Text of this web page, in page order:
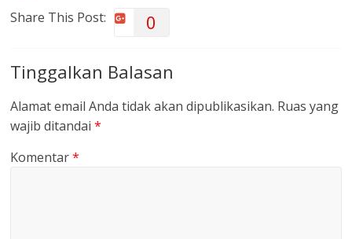
Share This Post:
0
Tinggalkan Balasan
Alamat email Anda tidak akan dipublikasikan. Ruas yang
wajib ditandai*
Komentar*